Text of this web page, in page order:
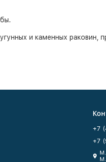
и каменных раковин,
+7
+7